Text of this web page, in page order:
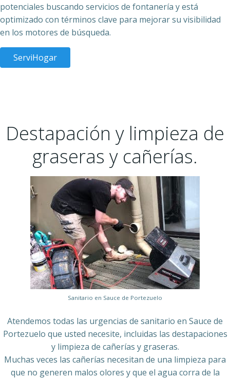
potenciales buscando servicios de fontanería y está
optimizado con términos clave para mejorar su visibilidad
en los motores de búsqueda.
ServiHogar
Destapación y limpieza de
graseras y cañerías.
Sanitario en Sauce de Portezuelo
Atendemos todas las urgencias de sanitario en Sauce de
Portezuelo que usted necesite, incluidas las destapaciones
y limpieza de cañerías y graseras.
Muchas veces las cañerías necesitan de una limpieza para
que no generen malos olores y que el agua corra de la